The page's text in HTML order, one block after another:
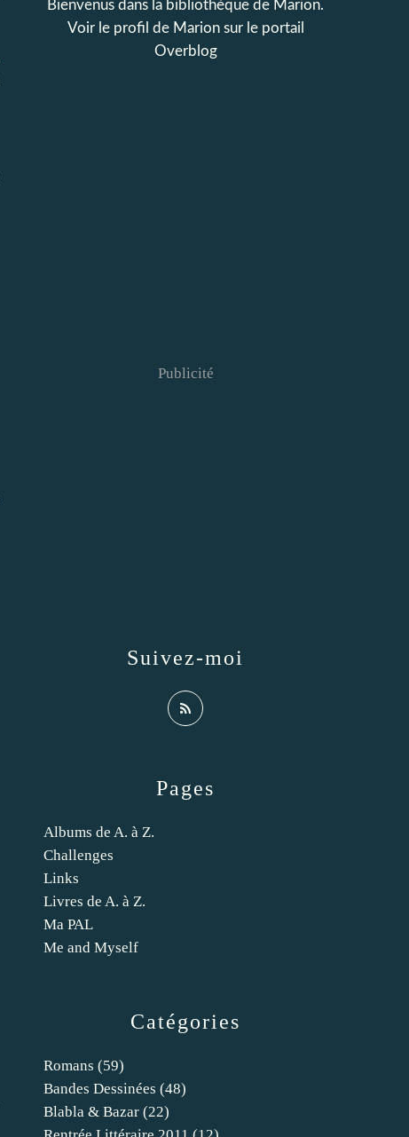
Catégories
Romans (59)
Bandes Dessinées (48)
Blabla & Bazar (22)
Pages
Albums de A. à Z.
Challenges
Links
Livres de A. à Z.
Ma PAL
Me and Myself
Bienvenus dans la bibliothèque de Marion.
Voir le profil de Marionsur le portail
Overblog
Suivez-moi
Publicité